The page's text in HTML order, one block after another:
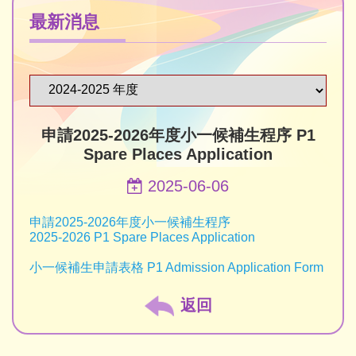
最新消息
申請2025-2026年度小一候補生程序 P1
Spare Places Application
2025-06-06
申請2025-2026年度小一候補生程序
2025-2026 P1 Spare Places Application
小一候補生申請表格 P1 Admission Application Form
返回